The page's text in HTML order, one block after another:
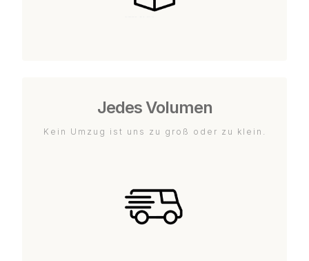
Jedes Volumen
Kein Umzug ist uns zu groß oder zu klein.